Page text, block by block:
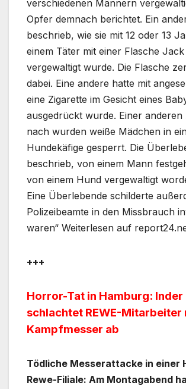
verschiedenen Männern
Opfer demnach berichtet. Ein
beschrieb, wie sie mit 12 oder 13
einem Täter mit einer Flasche Jack
vergewaltigt wurde. Die Flasche
dabei. Eine andere hatte mit
eine Zigarette im Gesicht eines
ausgedrückt wurde. Einer anderen
nach wurden weiße Mädchen in
Hundekäfige gesperrt. Die
beschrieb, von einem Mann
von einem Hund vergewaltigt
Eine Überlebende schilderte
Polizeibeamte in den Missbrauch
waren“ Weiterlesen auf
+++
Horror-Tat in Hamburg: Inder
schlachtet REWE-Mitarbeiter
Kampfmesser ab
Tödliche Messerattacke in einer
Rewe-Filiale: Am Montagabend